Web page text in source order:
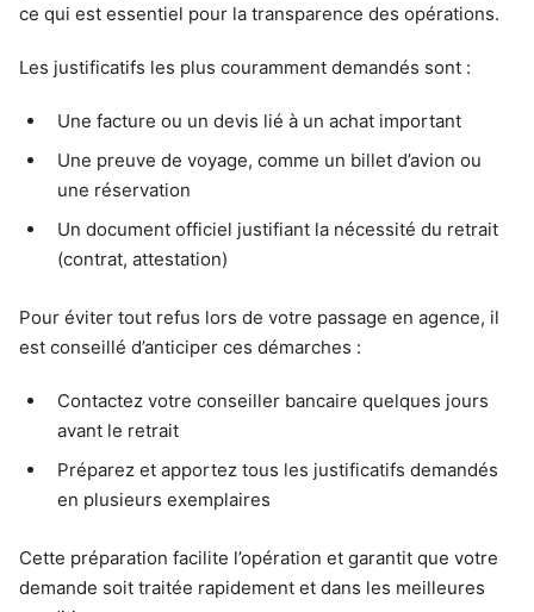
ce qui est essentiel pour la transparence des opérations.
Les justificatifs les plus couramment demandés sont :
Une facture ou un devis lié à un achat important
Une preuve de voyage, comme un billet d’avion ou
une réservation
Un document officiel justifiant la nécessité du retrait
(contrat, attestation)
Pour éviter tout refus lors de votre passage en agence, il
est conseillé d’anticiper ces démarches :
Contactez votre conseiller bancaire quelques jours
avant le retrait
Préparez et apportez tous les justificatifs demandés
en plusieurs exemplaires
Cette préparation facilite l’opération et garantit que votre
demande soit traitée rapidement et dans les meilleures